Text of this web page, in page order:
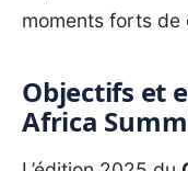
moments forts de
Objectifs et
Africa